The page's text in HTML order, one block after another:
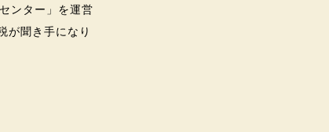
ンター」を運営
が聞き手になり